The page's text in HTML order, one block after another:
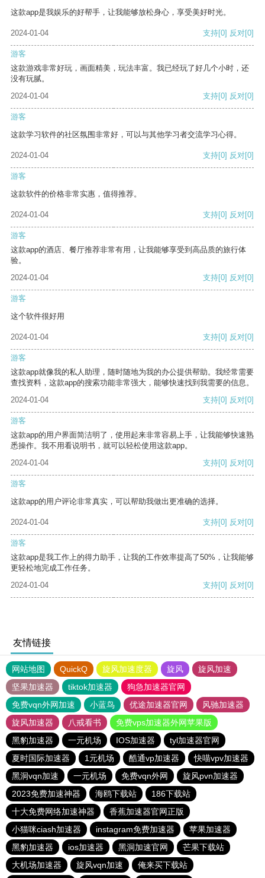
这款app是我娱乐的好帮手，让我能够放松身心，享受美好时光。
2024-01-04 支持[0] 反对[0]
游客
这款游戏非常好玩，画面精美，玩法丰富。我已经玩了好几个小时，还
没有玩腻。
2024-01-04
支持[0] 反对[0]
游客
这款学习软件的社区氛围非常好，可以与其他学习者交流学习心得。
2024-01-04 支持[0] 反对[0]
游客
这款软件的价格非常实惠，值得推荐。
2024-01-04 支持[0] 反对[0]
游客
这款app的酒店、餐厅推荐非常有用，让我能够享受到高品质的旅行体
验。
2024-01-04
支持[0] 反对[0]
游客
这个软件很好用
2024-01-04 支持[0] 反对[0]
游客
这款app就像我的私人助理，随时随地为我的办公提供帮助。我经常需要
查找资料，这款app的搜索功能非常强大，能够快速找到我需要的信息。
2024-01-04
支持[0] 反对[0]
游客
这款app的用户界面简洁明了，使用起来非常容易上手，让我能够快速熟
悉操作。我不用看说明书，就可以轻松使用这款app。
2024-01-04
支持[0] 反对[0]
游客
这款app的用户评论非常真实，可以帮助我做出更准确的选择。
2024-01-04 支持[0] 反对[0]
游客
这款app是我工作上的得力助手，让我的工作效率提高了50%，让我能够
更轻松地完成工作任务。
2024-01-04
支持[0] 反对[0]
友情链接
网站地图 QuickQ 旋风加速度器 旋风
旋风加速
坚果加速器
tiktok加速器
狗急加速器官网
免费vqn外网加速
小蓝鸟 优途加速器官网
风驰加速器
旋风加速器
八戒看书
免费vps加速器外网苹果版
黑豹加速器
一元机场 IOS加速器
tyl加速器官网
夏时国际加速器
1元机场 酷通vp加速器
快喵vpv加速器
黑洞vqn加速
一元机场 免费vqn外网
旋风pvn加速器
2023免费加速神器
海鸥下载站
186下载站
十大免费网络加速神器
香蕉加速器官网正版
小猫咪ciash加速器
instagram免费加速器
苹果加速器
黑豹加速器
ios加速器 黑洞加速官网
芒果下载站
大机场加速器
旋风vqn加速 俺来买下载站